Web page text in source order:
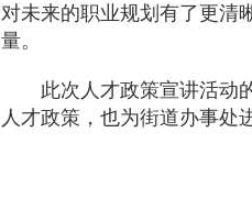
对未来的职业规划有了更清
量。
此次人才政策宣讲活动
人才政策，也为街道办事处